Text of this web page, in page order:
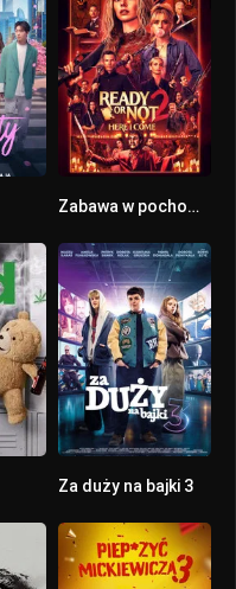
7
Zabawa w pochowanego 2
0
Za duży na bajki 3